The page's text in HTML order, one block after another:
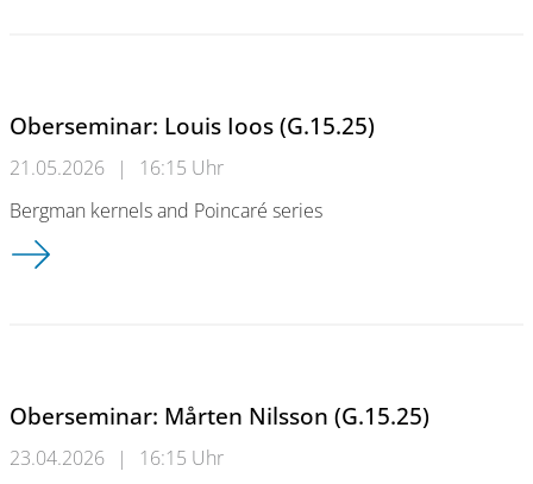
Oberseminar: Louis Ioos (G.15.25)
21.05.2026 |
16:15 Uhr
Bergman kernels and Poincaré series
Oberseminar: Louis Ioos (G.15.25)
Oberseminar: Mårten Nilsson (G.15.25)
23.04.2026 | 16:15 Uhr